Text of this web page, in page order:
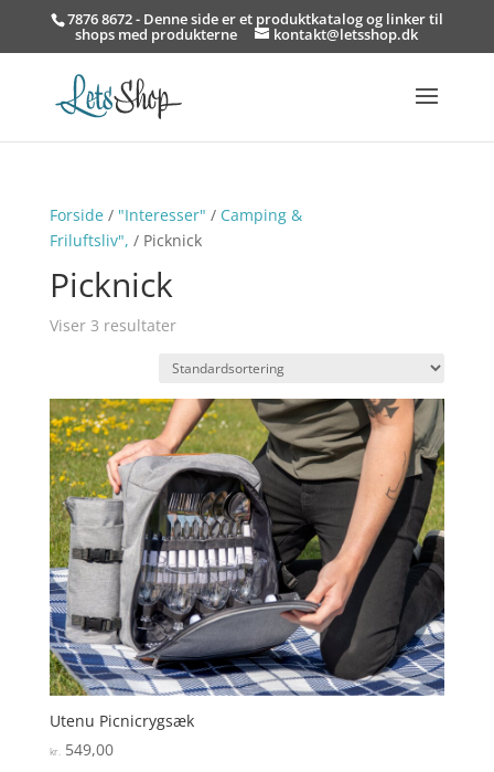
7876 8672 - Denne side er et produktkatalog og linker til
shops med produkterne kontakt@letsshop.dk
Forside/ "Interesser" / Camping &
Friluftsliv", / Picknick
Picknick
Viser 3 resultater
Utenu Picnicrygsæk
kr. 549,00